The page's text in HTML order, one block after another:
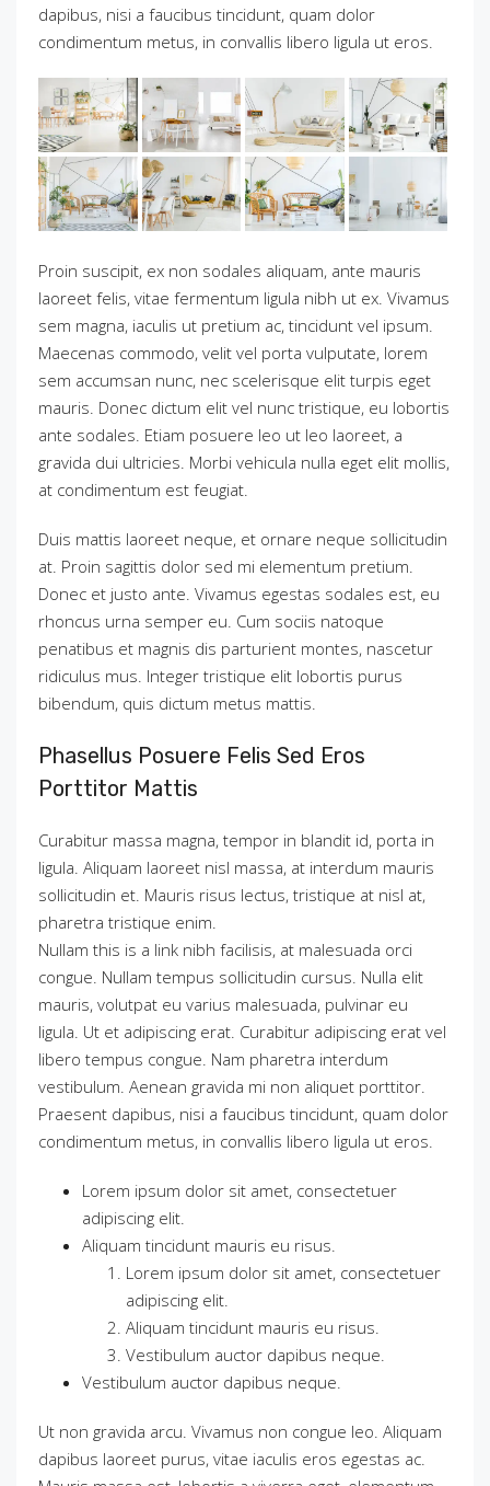
dapibus, nisi a faucibus tincidunt, quam dolor
condimentum metus, in convallis libero ligula ut eros.
Proin suscipit, ex non sodales aliquam, ante mauris
laoreet felis, vitae fermentum ligula nibh ut ex. Vivamus
sem magna, iaculis ut pretium ac, tincidunt vel ipsum.
Maecenas commodo, velit vel porta vulputate, lorem
sem accumsan nunc, nec scelerisque elit turpis eget
mauris. Donec dictum elit vel nunc tristique, eu lobortis
ante sodales. Etiam posuere leo ut leo laoreet, a
gravida dui ultricies. Morbi vehicula nulla eget elit mollis,
at condimentum est feugiat.
Duis mattis laoreet neque, et ornare neque sollicitudin
at. Proin sagittis dolor sed mi elementum pretium.
Donec et justo ante. Vivamus egestas sodales est, eu
rhoncus urna semper eu. Cum sociis natoque
penatibus et magnis dis parturient montes, nascetur
ridiculus mus. Integer tristique elit lobortis purus
bibendum, quis dictum metus mattis.
Phasellus Posuere Felis Sed Eros
Porttitor Mattis
Curabitur massa magna, tempor in blandit id, porta in
ligula. Aliquam laoreet nisl massa, at interdum mauris
sollicitudin et. Mauris risus lectus, tristique at nisl at,
pharetra tristique enim.
Nullam this is a link nibh facilisis, at malesuada orci
congue. Nullam tempus sollicitudin cursus. Nulla elit
mauris, volutpat eu varius malesuada, pulvinar eu
ligula. Ut et adipiscing erat. Curabitur adipiscing erat vel
libero tempus congue. Nam pharetra interdum
vestibulum. Aenean gravida mi non aliquet porttitor.
Praesent dapibus, nisi a faucibus tincidunt, quam dolor
condimentum metus, in convallis libero ligula ut eros.
Lorem ipsum dolor sit amet, consectetuer
adipiscing elit.
Aliquam tincidunt mauris eu risus.
Lorem ipsum dolor sit amet, consectetuer
adipiscing elit.
Aliquam tincidunt mauris eu risus.
Vestibulum auctor dapibus neque.
Vestibulum auctor dapibus neque.
Ut non gravida arcu. Vivamus non congue leo. Aliquam
dapibus laoreet purus, vitae iaculis eros egestas ac.